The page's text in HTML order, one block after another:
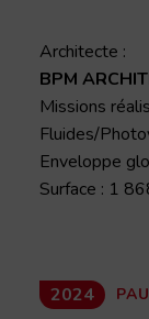
Architecte :
BPM
Missions
Fluides/
Enveloppe
Surface : 1
2024